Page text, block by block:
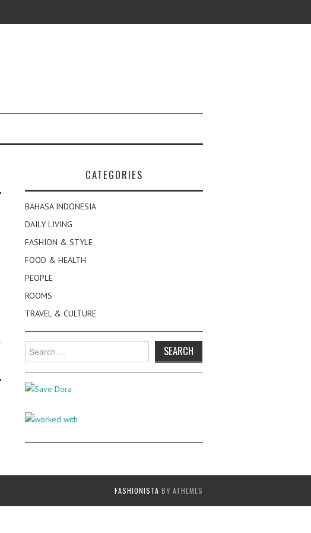
CATEGORIES
BAHASA INDONESIA
DAILY LIVING
FASHION & STYLE
FOOD & HEALTH
PEOPLE
ROOMS
TRAVEL & CULTURE
Search
for:
FASHIONISTA BY ATHEMES